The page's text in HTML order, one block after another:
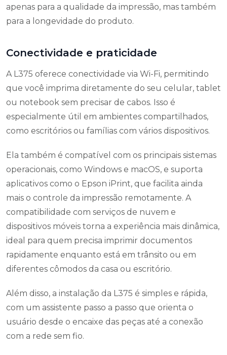
apenas para a qualidade da impressão, mas também
para a longevidade do produto.
Conectividade e praticidade
A L375 oferece conectividade via Wi-Fi, permitindo
que você imprima diretamente do seu celular, tablet
ou notebook sem precisar de cabos. Isso é
especialmente útil em ambientes compartilhados,
como escritórios ou famílias com vários dispositivos.
Ela também é compatível com os principais sistemas
operacionais, como Windows e macOS, e suporta
aplicativos como o Epson iPrint, que facilita ainda
mais o controle da impressão remotamente. A
compatibilidade com serviços de nuvem e
dispositivos móveis torna a experiência mais dinâmica,
ideal para quem precisa imprimir documentos
rapidamente enquanto está em trânsito ou em
diferentes cômodos da casa ou escritório.
Além disso, a instalação da L375 é simples e rápida,
com um assistente passo a passo que orienta o
usuário desde o encaixe das peças até a conexão
com a rede sem fio.